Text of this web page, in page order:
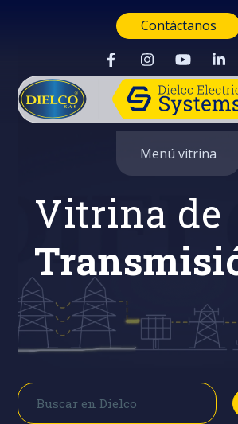
Contáctanos
Buscar
Menú vitrina
Vitrina de
Buscar